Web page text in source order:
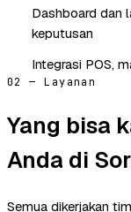
Dashboard dan
keputusan
Integrasi POS,
02 — Layanan
Yang bisa
Anda di
Semua dikerjakan